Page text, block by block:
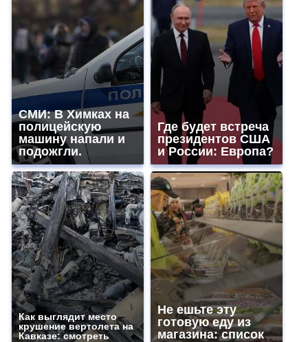
СМИ: В Химках на
полицейскую
машину напали и
подожгли.
Где будет встреча
президентов США
и России: Европа?
Как выглядит место
крушение вертолета на
Кавказе: смотреть
Не ешьте эту
готовую еду из
магазина: список